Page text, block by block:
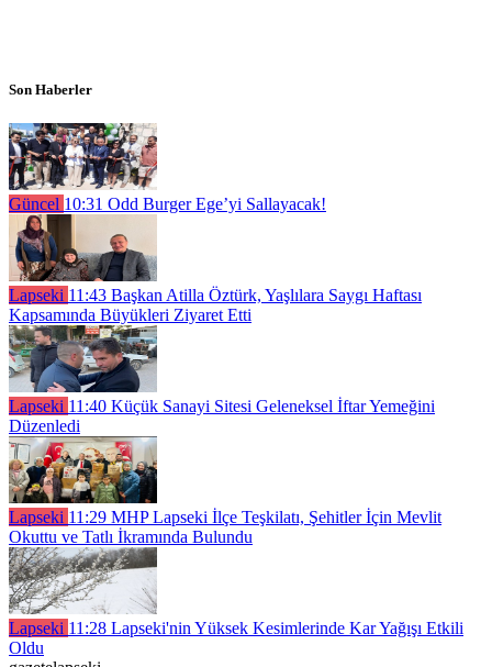
Son Haberler
Güncel 10:31 Odd Burger Ege’yi Sallayacak!
Lapseki 11:43 Başkan Atilla Öztürk, Yaşlılara Saygı Haftası
Kapsamında Büyükleri Ziyaret Etti
Lapseki 11:40 Küçük Sanayi Sitesi Geleneksel İftar Yemeğini
Düzenledi
Lapseki 11:29 MHP Lapseki İlçe Teşkilatı, Şehitler İçin Mevlit
Okuttu ve Tatlı İkramında Bulundu
Lapseki 11:28 Lapseki'nin Yüksek Kesimlerinde Kar Yağışı Etkili
Oldu